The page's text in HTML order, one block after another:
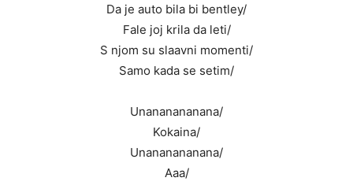
Da je auto bila bi bentley/
Fale joj krila da leti/
S njom su slaavni momenti/
Samo kada se setim/
Unananananana/
Kokaina/
Unananananana/
Aaa/